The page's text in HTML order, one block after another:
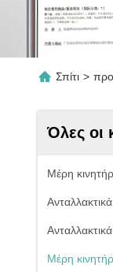
Σπίτι >
Όλες οι
Μέρη
Μέρη